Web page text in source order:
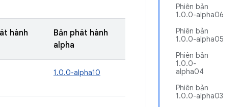
Phiên bản
1.0.0-alpha06
Phiên bản
1.0.0-alpha05
Phiên bản
1.0.0-
alpha04
Phiên bản
1.0.0-alpha03
hành
Bản phát hành
alpha
1.0.0-alpha10